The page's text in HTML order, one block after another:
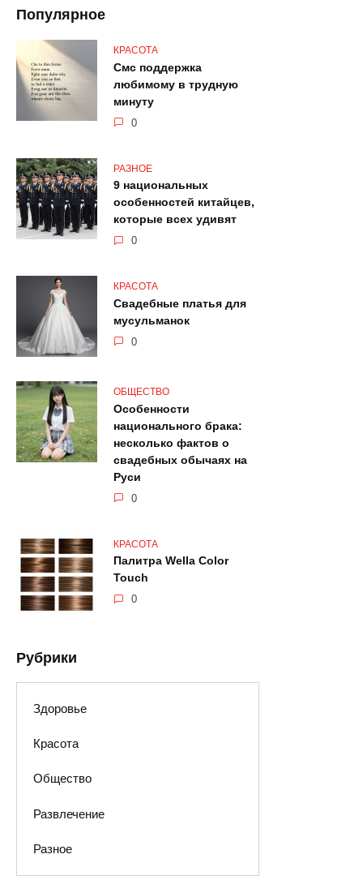
Популярное
КРАСОТА
Смс поддержка
любимому в трудную
минуту
0
РАЗНОЕ
9 национальных
особенностей китайцев,
которые всех удивят
0
КРАСОТА
Свадебные платья для
мусульманок
0
ОБЩЕСТВО
Особенности
национального брака:
несколько фактов о
свадебных обычаях на
Руси
0
КРАСОТА
Палитра Wella Color
Touch
0
Рубрики
Здоровье
Красота
Общество
Развлечение
Разное